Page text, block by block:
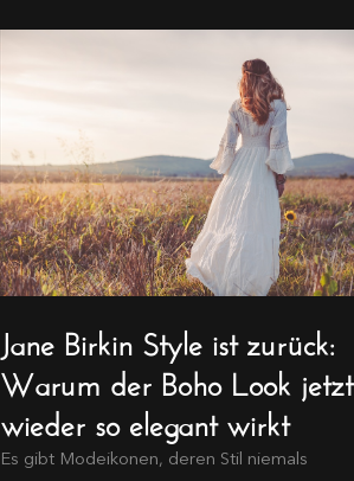
Jane Birkin Style ist zurück:
Warum der Boho Look jetzt
wieder so elegant wirkt
Es gibt Modeikonen, deren Stil niemals